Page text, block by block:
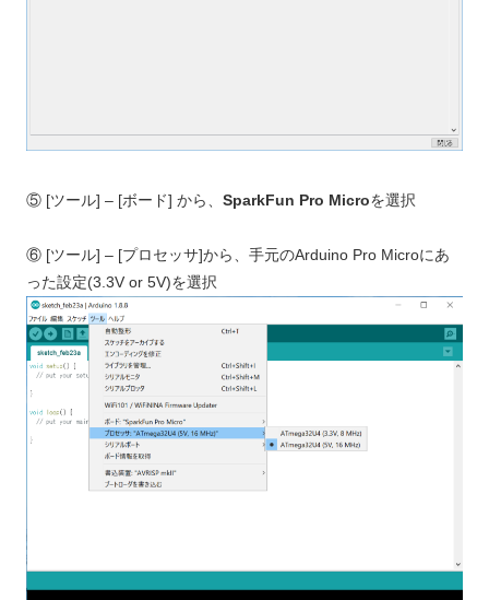
⑤ [ツール] – [ボード] から、 SparkFun Pro Microを選択
⑥ [ツール] – [プロセッサ]から、手元のArduino Pro Microにあ
った設定(3.3V or 5V)を選択